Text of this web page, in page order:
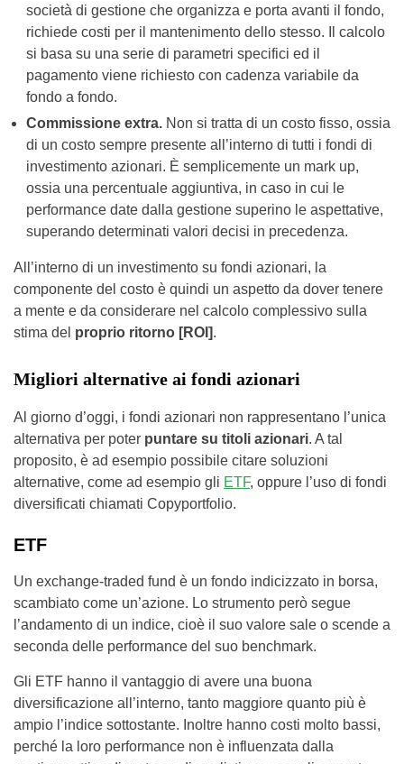
società di gestione che organizza e porta avanti il fondo,
richiede costi per il mantenimento dello stesso. Il calcolo
si basa su una serie di parametri specifici ed il
pagamento viene richiesto con cadenza variabile da
fondo a fondo.
Commissione extra. Non si tratta di un costo fisso, ossia
di un costo sempre presente all’interno di tutti i fondi di
investimento azionari. È semplicemente un mark up,
ossia una percentuale aggiuntiva, in caso in cui le
performance date dalla gestione superino le aspettative,
superando determinati valori decisi in precedenza.
All’interno di un investimento su fondi azionari, la
componente del costo è quindi un aspetto da dover tenere
a mente e da considerare nel calcolo complessivo sulla
stima del proprio ritorno [ROI].
Migliori alternative ai fondi azionari
Al giorno d’oggi, i fondi azionari non rappresentano l’unica
alternativa per poter puntare su titoli azionari. A tal
proposito, è ad esempio possibile citare soluzioni
alternative, come ad esempio gli ETF, oppure l’uso di fondi
diversificati chiamati Copyportfolio.
ETF
Un exchange-traded fund è un fondo indicizzato in borsa,
scambiato come un’azione. Lo strumento però segue
l’andamento di un indice, cioè il suo valore sale o scende a
seconda delle performance del suo benchmark.
Gli ETF hanno il vantaggio di avere una buona
diversificazione all’interno, tanto maggiore quanto più è
ampio l’indice sottostante. Inoltre hanno costi molto bassi,
perché la loro performance non è influenzata dalla